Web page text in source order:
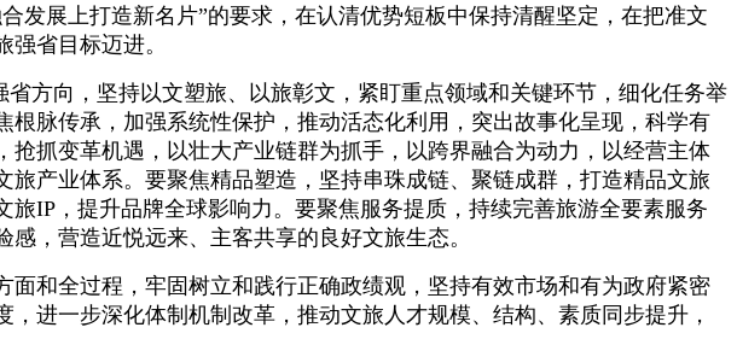
发展上打造新名片”的要求，在认清优势短板中保持清醒坚定，在把准文
省目标迈进。
方向，坚持以文塑旅、以旅彰文，紧盯重点领域和关键环节，细化任务举
脉传承，加强系统性保护，推动活态化利用，突出故事化呈现，科学有
抓变革机遇，以壮大产业链群为抓手，以跨界融合为动力，以经营主体
产业体系。要聚焦精品塑造，坚持串珠成链、聚链成群，打造精品文旅
IP，提升品牌全球影响力。要聚焦服务提质，持续完善旅游全要素服务
，营造近悦远来、主客共享的良好文旅生态。
和全过程，牢固树立和践行正确政绩观，坚持有效市场和有为政府紧密
进一步深化体制机制改革，推动文旅人才规模、结构、素质同步提升，